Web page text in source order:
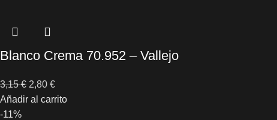
Blanco Crema 70.952 – Vallejo
3,15€ 2,80 €
Añadir al carrito
-11%